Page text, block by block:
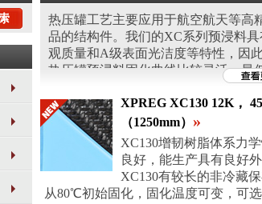
热压罐工艺主要应用于航空航天等高
品的结构件。我们的XC系列预浸料
观质量和A级表面光洁度等特性，因
热压罐预浸料固化曲线比较灵活，
XPREG XC130 12K，
（1250mm） »
XC130增韧树脂体系力
良好，能生产具有良好
XC130有较长的非冷藏
从80℃初始固化，固化温度可变，可选